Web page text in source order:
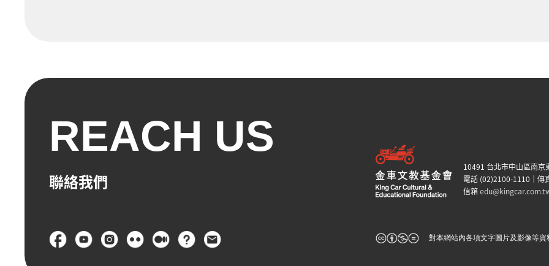
REACH US
聯絡我們
頁尾
10491 台北市中山區南京
電話 (02)2100-1110｜傳
信箱
對本網站內各項文字圖片及影像等